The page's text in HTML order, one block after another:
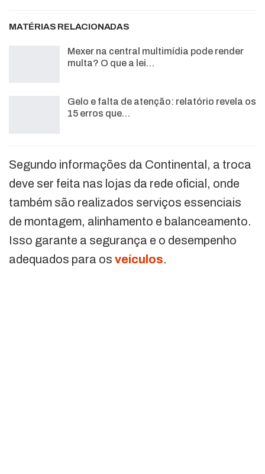
MATÉRIAS RELACIONADAS
Mexer na central multimídia pode render
multa? O que a lei…
Gelo e falta de atenção: relatório revela os
15 erros que…
Segundo informações da Continental, a troca
deve ser feita nas lojas da rede oficial, onde
também são realizados serviços essenciais
de montagem, alinhamento e balanceamento.
Isso garante a segurança e o desempenho
adequados para os veículos.